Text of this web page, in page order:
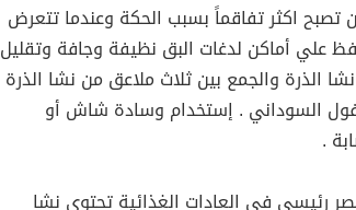
تصبح اكثر تفاقماً بسبب الحكة وعندما تتعرض
علي أماكن لدغات البق نظيفة وجافة وتقليل
الذرة والجمع بين ثلاث ملاعق من نشا الذرة
السوداني . إستخدام وسادة شاش أو
.
رئيسي في العادات الغذائية تحتوي نشا